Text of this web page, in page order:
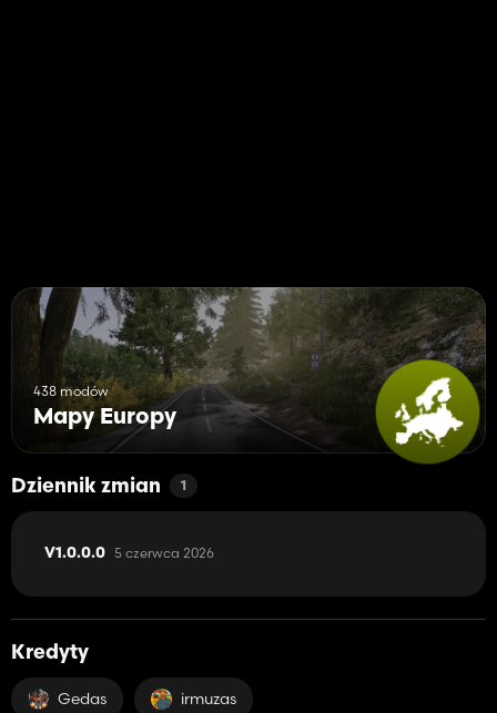
438 modów
Mapy Europy
Dziennik zmian 1
V1.0.0.0 5 czerwca 2026
Kredyty
Gedas irmuzas